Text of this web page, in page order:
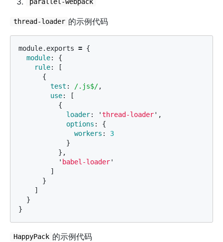
parallel-webpack
thread-loader 的示例代码
module. exports = {
module:
{
rule:
[
{
test : /.js$/,
use:
[
{
loader: 'thread-loader' ,
options :
{
workers :
3
}
},
' babel-loader'
]
}
]
}
}
HappyPack 的示例代码